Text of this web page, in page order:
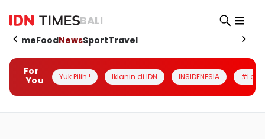
BALI
HomeFoodNewsSportTravel
For
You
Yuk Pilih ! Iklanin di IDN INSIDENESIA